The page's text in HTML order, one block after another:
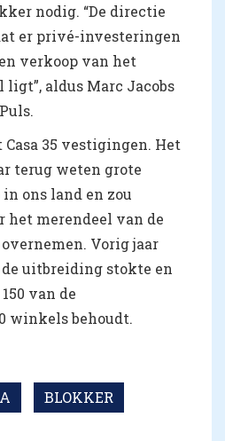
nodig. “De directie
er privé-investeringen
verkoop van het
aldus Marc Jacobs
35 vestigingen. Het
terug weten grote
ons land en zou
het merendeel van de
Vorig jaar
uitbreiding stokte en
van de
winkels behoudt.
BLOKKER